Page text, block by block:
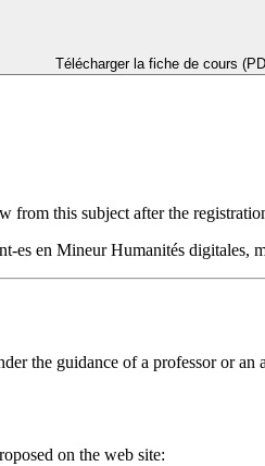
Télécharger la fiche de cours
from this subject after the
es en Mineur Humanités digitales,
the guidance of a professor or an
on the web site: